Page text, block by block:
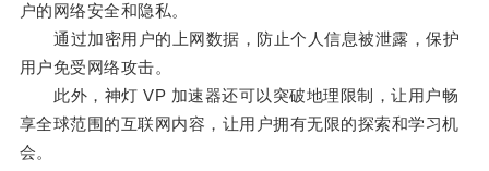
户的网络安全和隐私。
通过加密用户的上网数据，防止个人信息被泄露，保护
用户免受网络攻击。
此外，神灯 VP 加速器还可以突破地理限制，让用户畅
享全球范围的互联网内容，让用户拥有无限的探索和学习机
会。